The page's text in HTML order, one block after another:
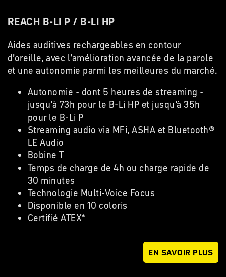
REACH B-LI P / B-LI HP
Aides auditives rechargeables en contour
d’oreille, avec l’amélioration avancée de la parole
et une autonomie parmi les meilleures du marché.
Autonomie - dont 5 heures de streaming -
jusqu’à 73h pour le B-Li HP et jusqu’à 35h
pour le B-Li P
Streaming audio via MFi, ASHA et Bluetooth®
LE Audio
Bobine T
Temps de charge de 4h ou charge rapide de
30 minutes
Technologie Multi-Voice Focus
Disponible en 10 coloris
Certifié ATEX*
EN SAVOIR PLUS